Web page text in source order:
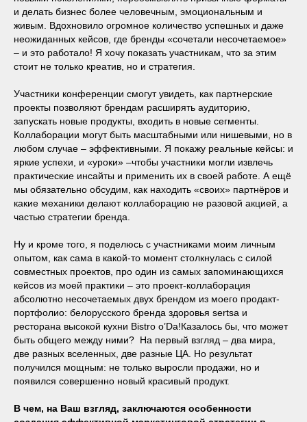
и делать бизнес более человечным, эмоциональным и
живым. Вдохновило огромное количество успешных и даже
неожиданных кейсов, где бренды «сочетали несочетаемое»
– и это работало! Я хочу показать участникам, что за этим
стоит не только креатив, но и стратегия.
Участники конференции смогут увидеть, как партнерские
проекты позволяют брендам расширять аудиторию,
запускать новые продукты, входить в новые сегменты.
Коллаборации могут быть масштабными или нишевыми, но в
любом случае – эффективными. Я покажу реальные кейсы: и
яркие успехи, и «уроки» –чтобы участники могли извлечь
практические инсайты и применить их в своей работе. А ещё
мы обязательно обсудим, как находить «своих» партнёров и
какие механики делают коллаборацию не разовой акцией, а
частью стратегии бренда.
Ну и кроме того, я поделюсь с участниками моим личным
опытом, как сама в какой-то момент столкнулась с силой
совместных проектов, про один из самых запоминающихся
кейсов из моей практики – это проект-коллаборация
абсолютно несочетаемых двух брендом из моего продакт-
портфолио: белорусского бренда здоровья sertsa и
ресторана высокой кухни Bistro o’Da!Казалось бы, что может
быть общего между ними? На первый взгляд – два мира,
две разных вселенных, две разные ЦА. Но результат
получился мощным: не только выросли продажи, но и
появился совершенно новый красивый продукт.
В чем, на Ваш взгляд, заключаются особенности